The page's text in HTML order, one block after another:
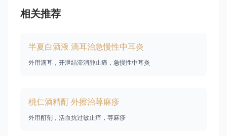
相关推荐
半夏白酒液 滴耳治急慢性中耳炎
外用滴耳，开泄结滞消肿止痛，急慢性中耳炎
桃仁酒精酊 外擦治荨麻疹
外用酊剂，活血抗过敏止痒，荨麻疹